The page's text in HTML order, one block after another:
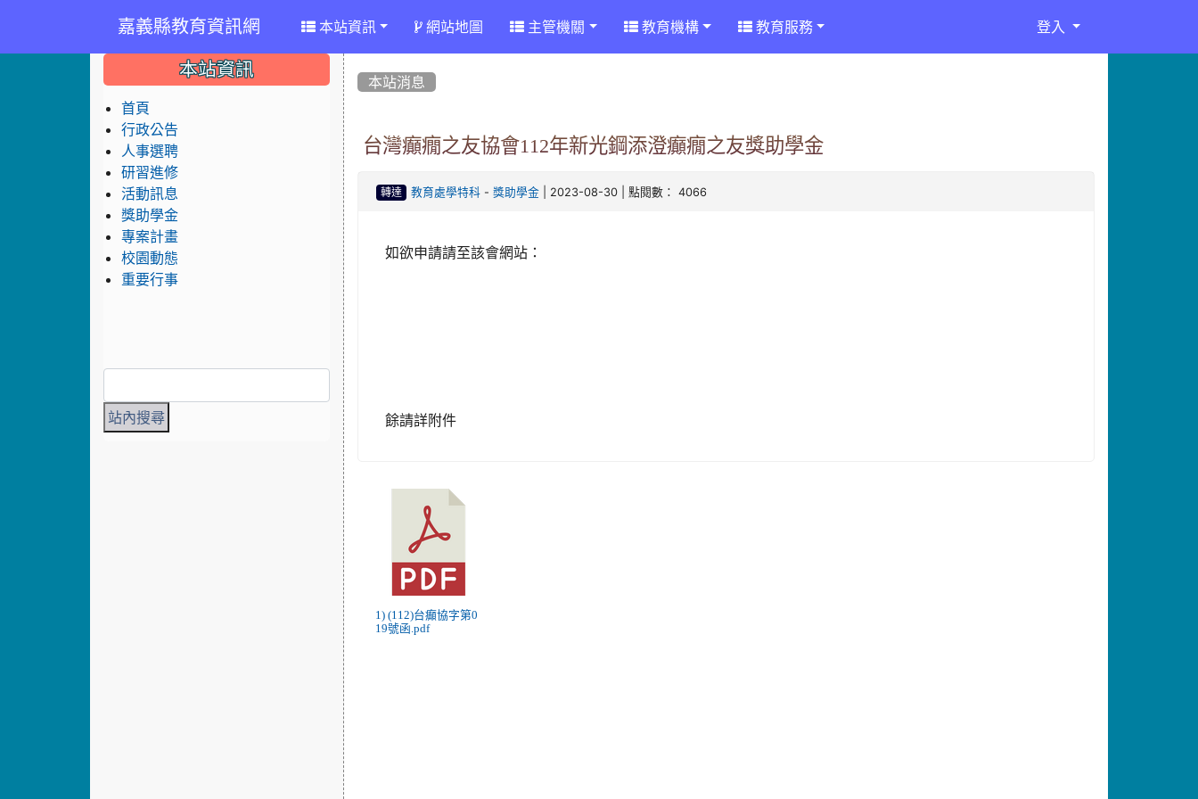
嘉義縣教育資訊網 本站資訊 網站地圖 主管機關 教育機構 教育服務 登入
本站消息
台灣癲癇之友協會112年新光鋼添澄癲癇之友獎助學金
轉達 教育處學特科 - 獎助學金 | 2023-08-30 | 點閱數： 4066
如欲申請請至該會網站：
餘請詳附件
1) (112)台癲協字第0
19號函.pdf
::: 本站資訊
首頁
行政公告
人事選聘
研習進修
活動訊息
獎助學金
專案計畫
校園動態
重要行事